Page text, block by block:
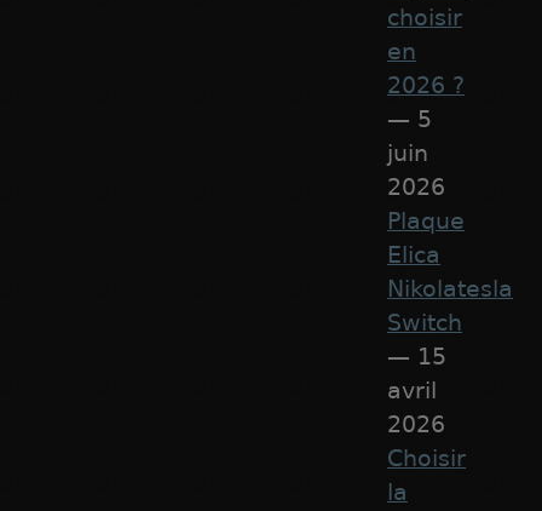
choisir
en
2026 ?
— 5
juin
2026
Plaque
Elica
Nikolatesla
Switch
— 15
avril
2026
Choisir
la